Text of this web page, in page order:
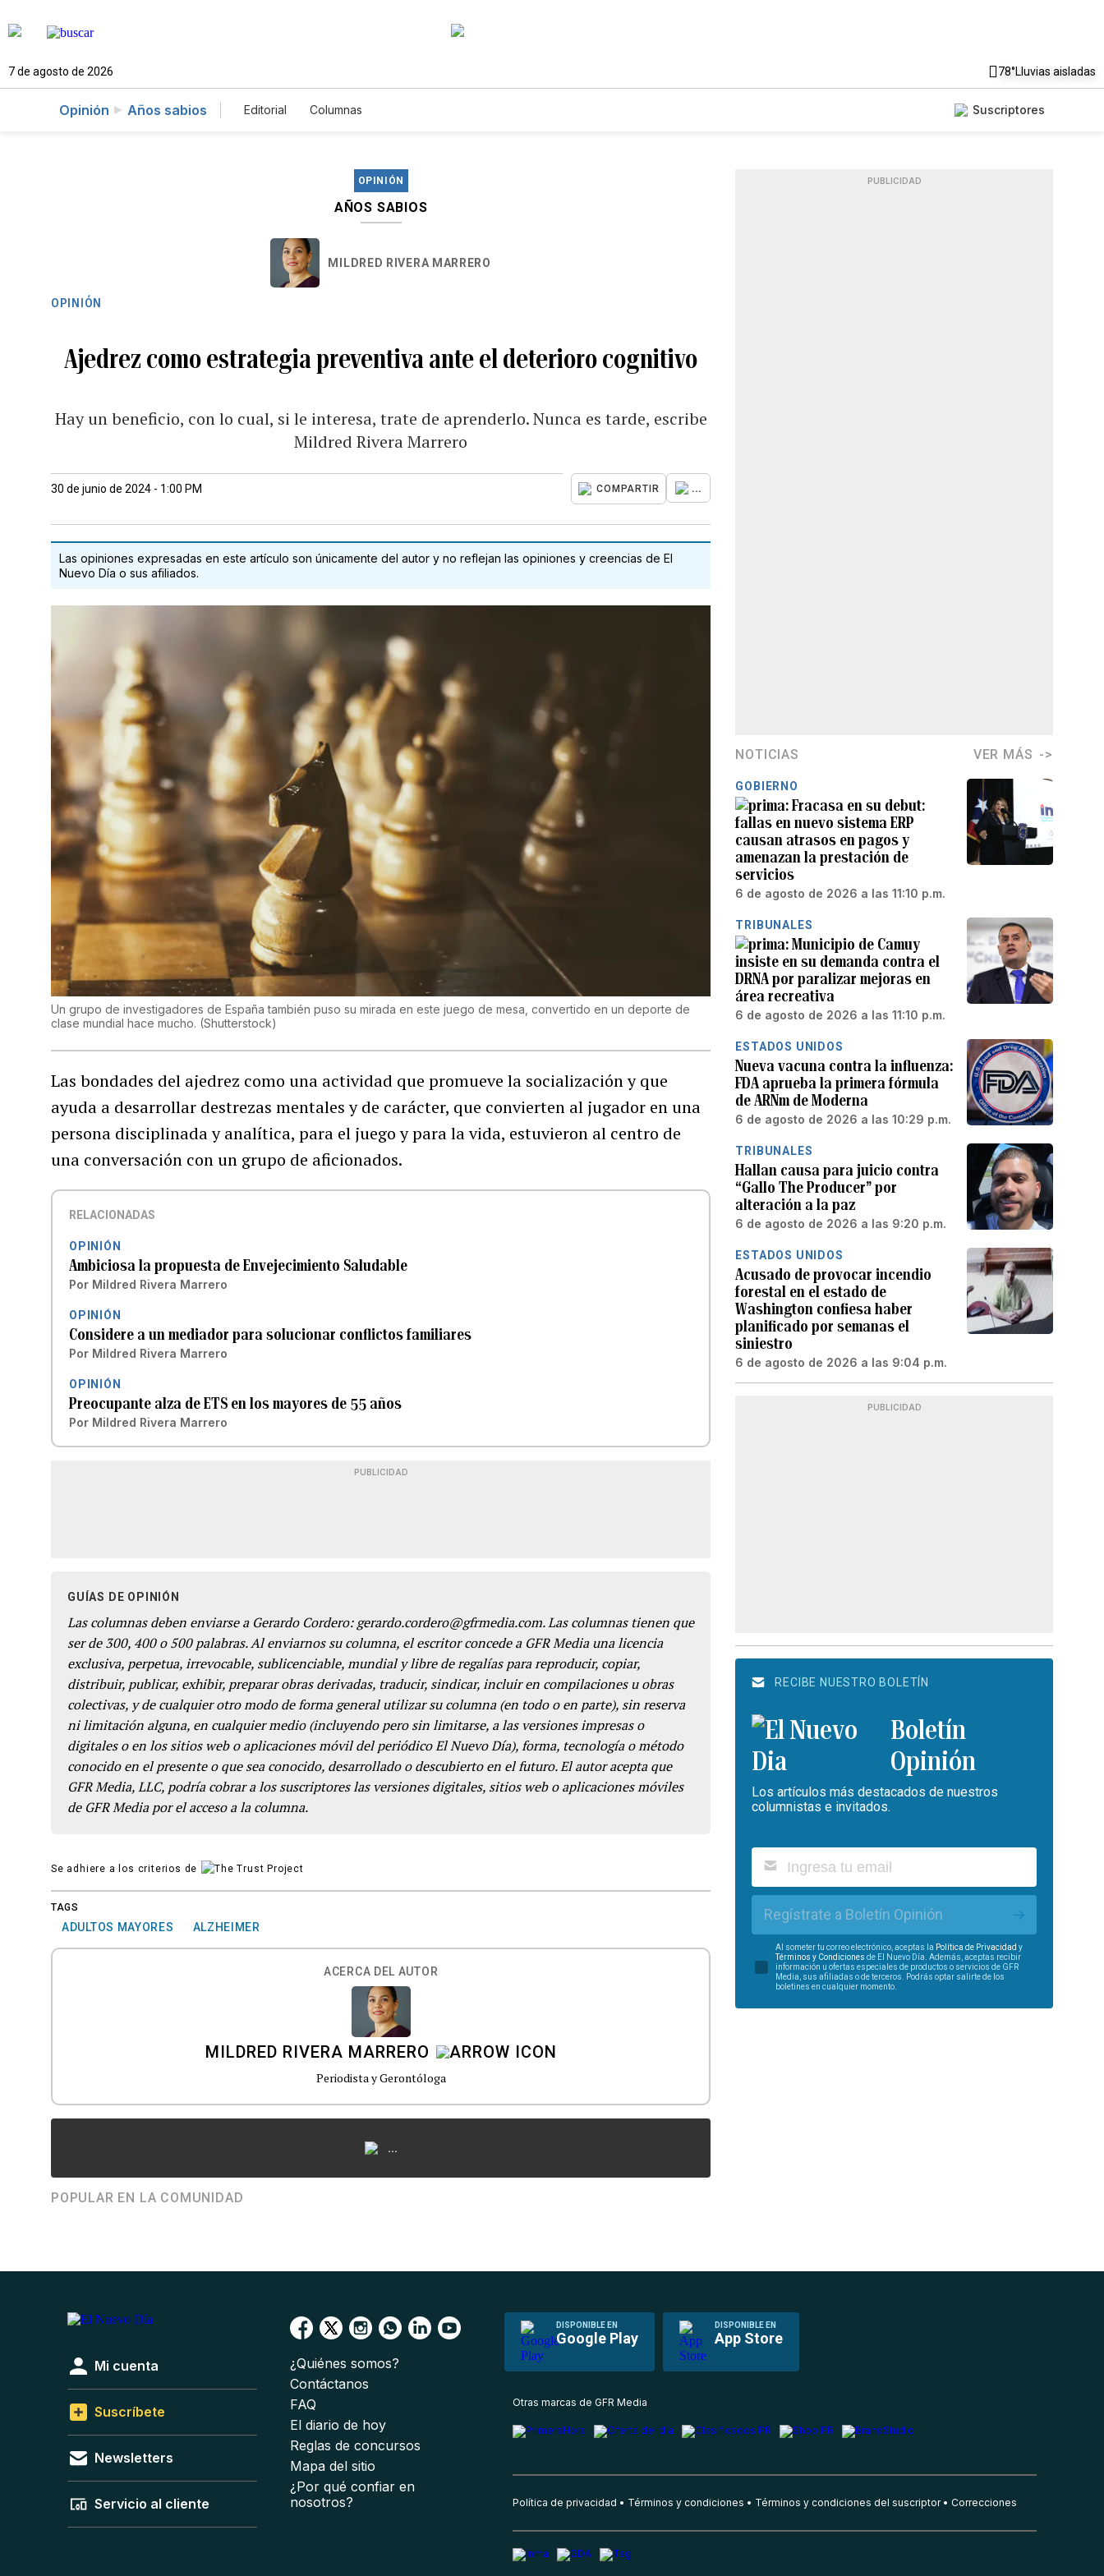
7 de agosto de 2026 78°Lluvias aisladas
Opinión Años sabios Editorial Columnas Suscriptores
OPINIÓN
AÑOS SABIOS
MILDRED RIVERA MARRERO
OPINIÓN
Ajedrez como estrategia preventiva ante el deterioro cognitivo
Hay un beneficio, con lo cual, si le interesa, trate de aprenderlo. Nunca es tarde, escribe
Mildred Rivera Marrero
30 de junio de 2024 - 1:00 PM COMPARTIR ...
Las opiniones expresadas en este artículo son únicamente del autor y no reflejan las opiniones y creencias de El
Nuevo Día o sus afiliados.
Un grupo de investigadores de España también puso su mirada en este juego de mesa, convertido en un deporte de
clase mundial hace mucho. (Shutterstock)
Las bondades del ajedrez como una actividad que promueve la socialización y que
ayuda a desarrollar destrezas mentales y de carácter, que convierten al jugador en una
persona disciplinada y analítica, para el juego y para la vida, estuvieron al centro de
una conversación con un grupo de aficionados.
RELACIONADAS
OPINIÓN
Ambiciosa la propuesta de Envejecimiento Saludable
Por Mildred Rivera Marrero
OPINIÓN
Considere a un mediador para solucionar conflictos familiares
Por Mildred Rivera Marrero
OPINIÓN
Preocupante alza de ETS en los mayores de 55 años
Por Mildred Rivera Marrero
PUBLICIDAD
GUÍAS DE OPINIÓN
Las columnas deben enviarse a Gerardo Cordero: gerardo.cordero@gfrmedia.com. Las columnas tienen que
ser de 300, 400 o 500 palabras. Al enviarnos su columna, el escritor concede a GFR Media una licencia
exclusiva, perpetua, irrevocable, sublicenciable, mundial y libre de regalías para reproducir, copiar,
distribuir, publicar, exhibir, preparar obras derivadas, traducir, sindicar, incluir en compilaciones u obras
colectivas, y de cualquier otro modo de forma general utilizar su columna (en todo o en parte), sin reserva
ni limitación alguna, en cualquier medio (incluyendo pero sin limitarse, a las versiones impresas o
digitales o en los sitios web o aplicaciones móvil del periódico El Nuevo Día), forma, tecnología o método
conocido en el presente o que sea conocido, desarrollado o descubierto en el futuro. El autor acepta que
GFR Media, LLC, podría cobrar a los suscriptores las versiones digitales, sitios web o aplicaciones móviles
de GFR Media por el acceso a la columna.
Se adhiere a los criterios de
TAGS
ADULTOS MAYORES ALZHEIMER
ACERCA DEL AUTOR
MILDRED RIVERA MARRERO
Periodista y Gerontóloga
...
POPULAR EN LA COMUNIDAD
PUBLICIDAD
NOTICIAS VER MÁS
GOBIERNO
Fracasa en su debut:
fallas en nuevo sistema ERP
causan atrasos en pagos y
amenazan la prestación de
servicios
6 de agosto de 2026 a las 11:10 p.m.
TRIBUNALES
Municipio de Camuy
insiste en su demanda contra el
DRNA por paralizar mejoras en
área recreativa
6 de agosto de 2026 a las 11:10 p.m.
ESTADOS UNIDOS
Nueva vacuna contra la influenza:
FDA aprueba la primera fórmula
de ARNm de Moderna
6 de agosto de 2026 a las 10:29 p.m.
TRIBUNALES
Hallan causa para juicio contra
“Gallo The Producer” por
alteración a la paz
6 de agosto de 2026 a las 9:20 p.m.
ESTADOS UNIDOS
Acusado de provocar incendio
forestal en el estado de
Washington confiesa haber
planificado por semanas el
siniestro
6 de agosto de 2026 a las 9:04 p.m.
PUBLICIDAD
RECIBE NUESTRO BOLETÍN
Boletín
Opinión
Los artículos más destacados de nuestros
columnistas e invitados.
Regístrate a Boletín Opinión
Al someter tu correo electrónico, aceptas la Política de Privacidad y
Términos y Condiciones de El Nuevo Día. Además, aceptas recibir
información u ofertas especiales de productos o servicios de GFR
Media, sus afiliadas o de terceros. Podrás optar salirte de los
boletines en cualquier momento.
DISPONIBLE EN
Google Play
DISPONIBLE EN
App Store
Mi cuenta
Suscríbete
Newsletters
Servicio al cliente
¿Quiénes somos?
Contáctanos
FAQ
El diario de hoy
Reglas de concursos
Mapa del sitio
¿Por qué confiar en
nosotros?
Otras marcas de GFR Media
Política de privacidad Términos y condiciones Términos y condiciones del suscriptor Correcciones